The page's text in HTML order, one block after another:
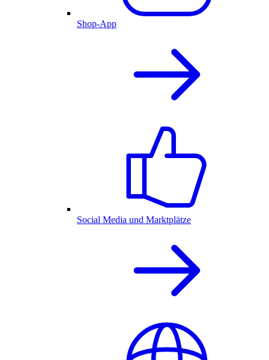
Shop-App
Social Media und Marktplätze